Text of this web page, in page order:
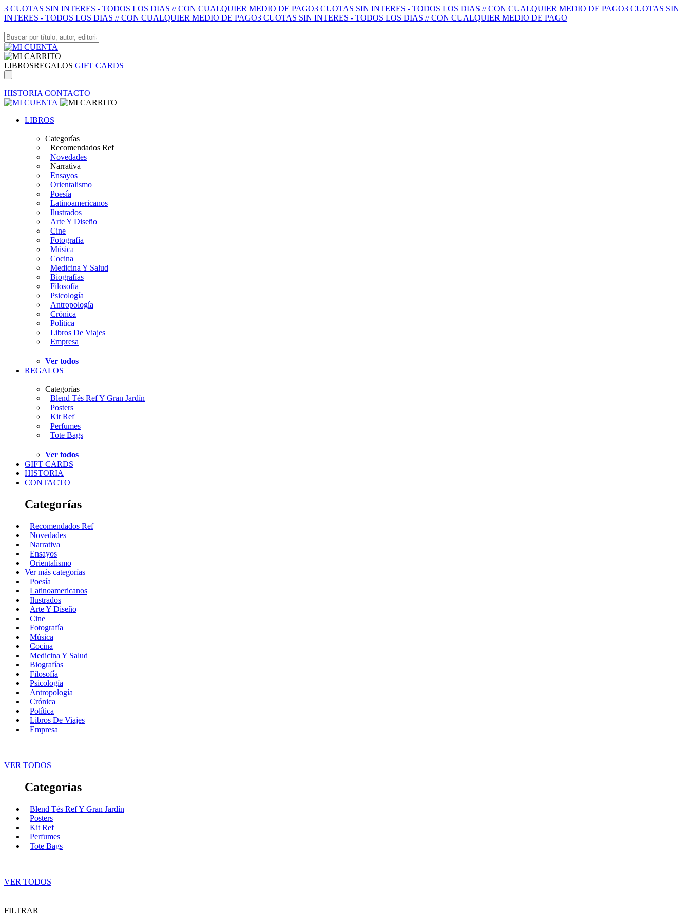
3 CUOTAS SIN INTERES - TODOS LOS DIAS // CON CUALQUIER MEDIO DE PAGO3 CUOTAS SIN INTERES - TODOS LOS DIAS // CON CUALQUIER MEDIO DE PAGO3 CUOTAS SIN
INTERES - TODOS LOS DIAS // CON CUALQUIER MEDIO DE PAGO3 CUOTAS SIN INTERES - TODOS LOS DIAS // CON CUALQUIER MEDIO DE PAGO
LIBROSREGALOS GIFT CARDS
HISTORIA CONTACTO
LIBROS
Categorías
Recomendados Ref
Novedades
Narrativa
Ensayos
Orientalismo
Poesía
Latinoamericanos
Ilustrados
Arte Y Diseño
Cine
Fotografía
Música
Cocina
Medicina Y Salud
Biografías
Filosofía
Psicología
Antropología
Crónica
Política
Libros De Viajes
Empresa
Ver todos
REGALOS
Categorías
Blend Tés Ref Y Gran Jardín
Posters
Kit Ref
Perfumes
Tote Bags
Ver todos
GIFT CARDS
HISTORIA
CONTACTO
Categorías
Recomendados Ref
Novedades
Narrativa
Ensayos
Orientalismo
Ver más categorías
Poesía
Latinoamericanos
Ilustrados
Arte Y Diseño
Cine
Fotografía
Música
Cocina
Medicina Y Salud
Biografías
Filosofía
Psicología
Antropología
Crónica
Política
Libros De Viajes
Empresa
VER TODOS
Categorías
Blend Tés Ref Y Gran Jardín
Posters
Kit Ref
Perfumes
Tote Bags
VER TODOS
FILTRAR